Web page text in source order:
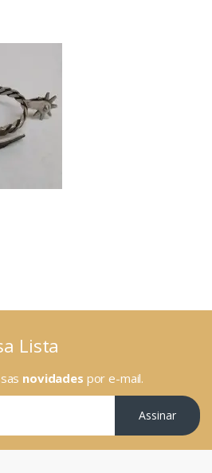
Lista
novidades por e-mail.
Assinar